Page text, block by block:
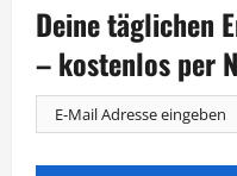
Deine täglichen
– kostenlos per